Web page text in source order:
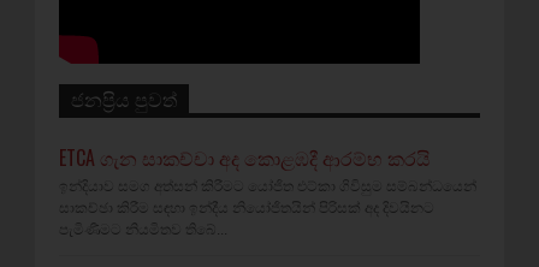
ජනප්‍රිය පුවත්
ETCA ගැන සාකච්චා අද කොළඹදී ආරම්භ කරයි
ඉන්දියාව සමග අත්සන් කිරීමට යෝජිත එට්කා ගිවිසුම සම්බන්ධයෙන්
සාකච්ඡා කිරීම සඳහා ඉන්දීය නියෝජිතයින් පිරිසක් අද දිවයිනට
පැමිණීමට නියමිතව තිබේ...